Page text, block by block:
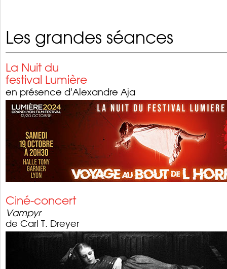
Les grandes séances
La Nuit du
festival Lumière
en présence d'Alexandre Aja
Ciné-concert
Vampyr
de Carl T. Dreyer